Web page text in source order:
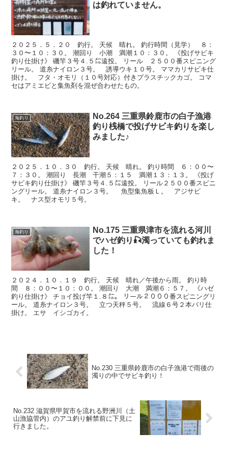
は釣れていません。
２０２５．５．２０ 釣行。 天候 晴れ。 釣行時間（見学） ８：
３０〜１０：３０。 潮回り 小潮 満潮１０：３０。 《投げサビキ
釣り仕掛け》 磯竿３号４.５㍍遠投。 リール ２５００番スピニング
リール。 道糸ナイロン３号。 誘導ウキ１０号。 ママカリサビキ仕
掛け。 フタ・オモリ（１０号対応）付きプラスチックカゴ。 コマ
セはアミエビと集魚剤を混ぜ合わせたもの。
海釣り
No.264 三重県鈴鹿市の白子漁港
釣り桟橋で投げサビキ釣りを楽し
みました♪
２０２５．１０．３０ 釣行。 天候 晴れ。 釣り時間 ６：００〜
７：３０。 潮回り 長潮 干潮５：１５ 満潮１３：１３。 《投げ
サビキ釣り仕掛け》 磯竿３号４.５㍍遠投。 リール２５００番スピニ
ングリール。 道糸ナイロン３号。 魚型集魚板Ｌ。 アジサビ
キ。 ナス型オモリ５号。
海釣り
No.175 三重県津市を流れる河川
でハゼ釣り🎣濁っていても釣れま
した！
２０２４．１０．１９ 釣行。 天候 晴れ／午後から雨。 釣り時
間 ８：００〜１０：００。 潮回り 大潮 満潮６：５７。 《ハゼ
釣り仕掛け》 チョイ投げ竿１.８㍍。 リール２０００番スピニングリ
ール。 道糸ナイロン３号。 立つ天秤５号。 流線６号２本バリ仕
掛け。 エサ イシゴカイ。
No.230 三重県鈴鹿市の白子漁港で雨後の
濁りの中でサビキ釣り！
No.232 滋賀県甲賀市を流れる野洲川（土
山漁協管内）のアユ釣り解禁前に下見に
行きました。